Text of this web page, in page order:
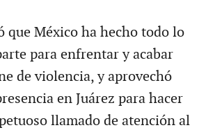
que México ha hecho todo lo
para enfrentar y acabar
de violencia, y aprovechó
en Juárez para hacer
llamado de atención al